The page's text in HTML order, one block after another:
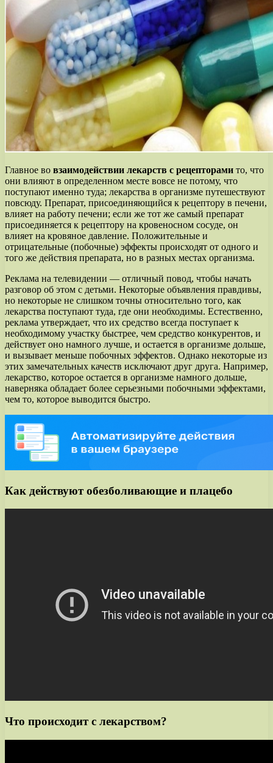
Главное во взаимодействии лекарств с рецепторами то, что
они влияют в определенном месте вовсе не потому, что
поступают именно туда; лекарства в организме путешествуют
повсюду. Препарат, присоединяющийся к рецептору в печени,
влияет на работу печени; если же тот же самый препарат
присоединяется к рецептору на кровеносном сосуде, он
влияет на кровяное давление. Положительные и
отрицательные (побочные) эффекты происходят от одного и
того же действия препарата, но в разных местах организма.
Реклама на телевидении — отличный повод, чтобы начать
разговор об этом с детьми. Некоторые объявления правдивы,
но некоторые не слишком точны относительно того, как
лекарства поступают туда, где они необходимы. Естественно,
реклама утверждает, что их средство всегда поступает к
необходимому участку быстрее, чем средство конкурентов, и
действует оно намного лучше, и остается в организме дольше,
и вызывает меньше побочных эффектов. Однако некоторые из
этих замечательных качеств исключают друг друга. Например,
лекарство, которое остается в организме намного дольше,
наверняка обладает более серьезными побочными эффектами,
чем то, которое выводится быстро.
Как действуют обезболивающие и плацебо
Что происходит с лекарством?